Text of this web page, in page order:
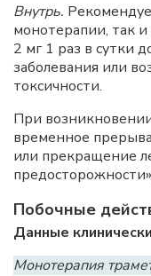
Внутрь.
монотерапии, так
2 мг 1 раз в сутки
заболевания или
токсичности.
При
временное
или прекращение
Побочные
Данные
Монотерапия